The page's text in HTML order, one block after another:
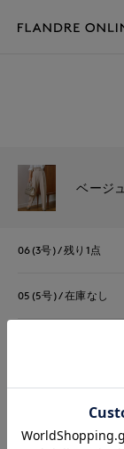
ベージュ
06(3号) 残り1点
05(5号) 在庫なし
09(9号) 在庫あり